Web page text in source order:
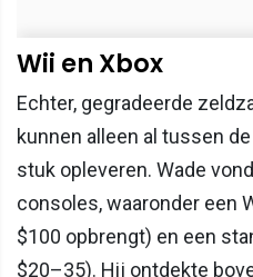
Wii en Xbox
Echter, gegradeerde
kunnen alleen al tussen
stuk opleveren. Wade
consoles, waaronder een
$100 opbrengt) en een
$20–35). Hij ontdekte